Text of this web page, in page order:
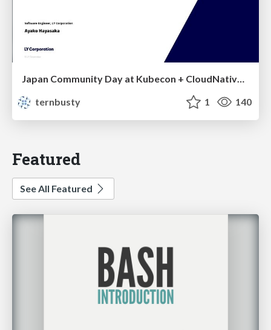
Japan Community Day at Kubecon + CloudNativeCon Japan 2026: Learning Container Privilege Control by Building My Own Low-Level Container Runtime
ternbusty
1 140
Featured
See All Featured